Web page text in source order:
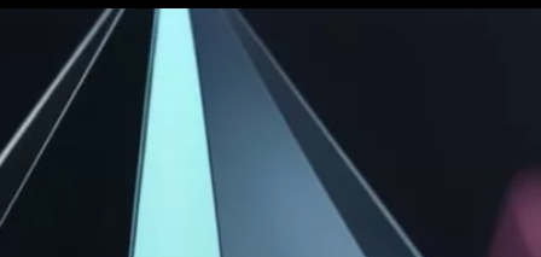
Ethereum (ETH), la deuxième
plus grande cryptomonnaie en
termes de capitalisation